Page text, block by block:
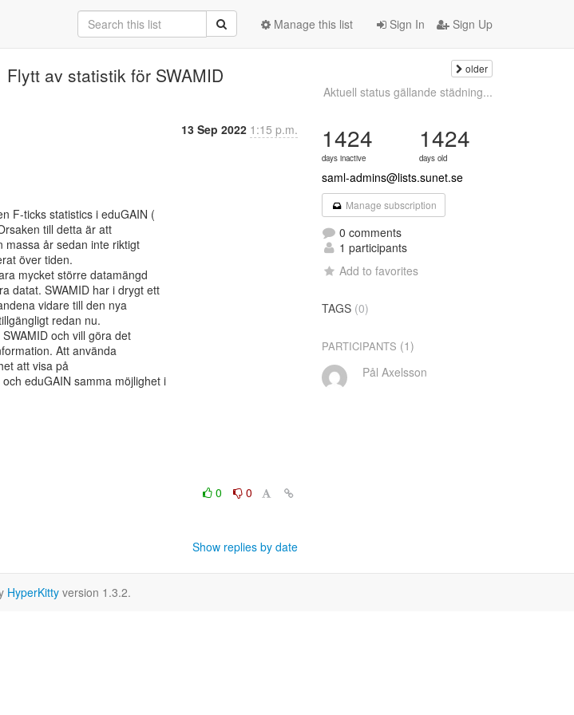
Sign In Sign Up
Manage this list
Flytt av statistik för SWAMID older
Aktuell status gällande städning...
13 Sep 2022 1:15 p.m.
till detta är att
massa år sedan inte riktigt
över tiden.
mycket större datamängd
datat. SWAMID har i drygt ett
vidare till den nya
redan nu.
och vill göra det
Att använda
att visa på
eduGAIN samma möjlighet i
0
0
Show replies by date
1424
days inactive
1424
days old
saml-admins@lists.sunet.se
Manage subscription
0 comments
1 participants
Add to favorites
TAGS (0)
PARTICIPANTS (1)
Pål Axelsson
HyperKitty version 1.3.2.